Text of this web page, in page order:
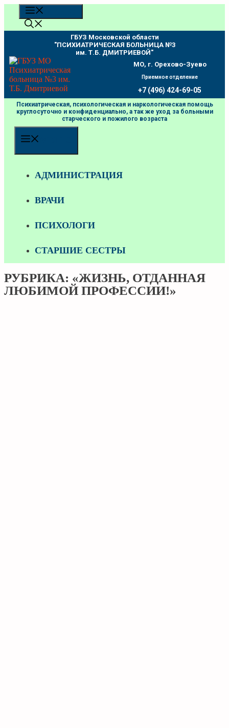
Перейти
содержимому
ГБУЗ Московской области
"ПCИХИАТРИЧЕСКАЯ БОЛЬНИЦА №3
им. Т.Б. ДМИТРИЕВОЙ"
МО, г. Орехово-Зуево
Приемное отделение
+7 (496) 424-69-05
Психиатрическая, психологическая и наркологическая помощь
круглосуточно и конфиденциально, а так же уход за больными
старческого и пожилого возраста
АДМИНИСТРАЦИЯ
ВРАЧИ
ПСИХОЛОГИ
СТАРШИЕ СЕСТРЫ
РУБРИКА: «ЖИЗНЬ, ОТДАННАЯ
ЛЮБИМОЙ ПРОФЕССИИ!»